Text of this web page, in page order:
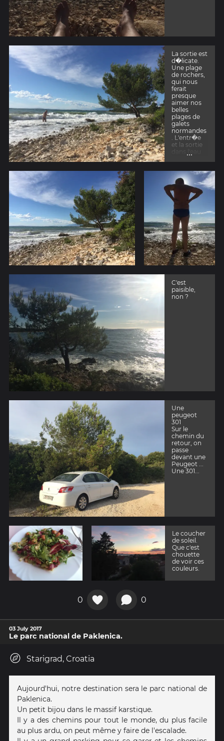
La sortie est
d�licate.
Une plage
de rochers,
qui nous
ferait
presque
aimer nos
belles
plages de
galets
normandes
. L'entr�e
et la sortie
dans l'eau
Chaussures
de plage
obligatoires
.
...
C'est
paisible,
non ?
Une
peugeot
301
Sur le
chemin du
retour, on
passe
devant une
Peugeot ...
Une 301...
Le coucher
de soleil.
Que c'est
chouette
de voir ces
couleurs.
0 0
03 July 2017
Le parc national de Paklenica.
Starigrad, Croatia
Aujourd'hui, notre destination sera le parc national de
Paklenica.
Un petit bijou dans le massif karstique.
Il y a des chemins pour tout le monde, du plus facile
au plus ardu, on peut même y faire de l'escalade.